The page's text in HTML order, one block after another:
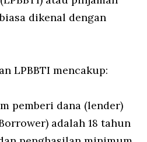
dikenal dengan
LPBBTI mencakup:
pemberi dana (lender)
adalah 18 tahun